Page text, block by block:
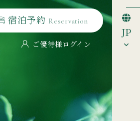
宿泊予約 Reservation
ご優待様ログイン
宿泊予約 Reservation
JP